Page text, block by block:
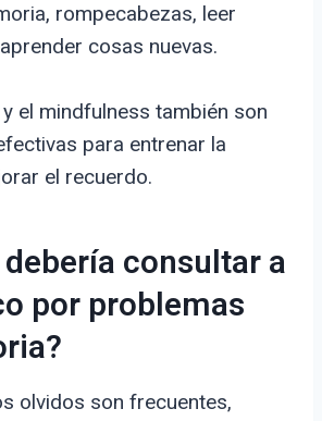
rompecabezas, leer
cosas nuevas.
el mindfulness también son
para entrenar la
el recuerdo.
consultar a
por problemas
olvidos son frecuentes,